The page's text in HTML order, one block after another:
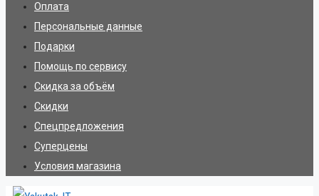
Оплата
Персональные данные
Подарки
Помощь по сервису
Скидка за объём
Скидки
Спецпредложения
Суперцены
Условия магазина